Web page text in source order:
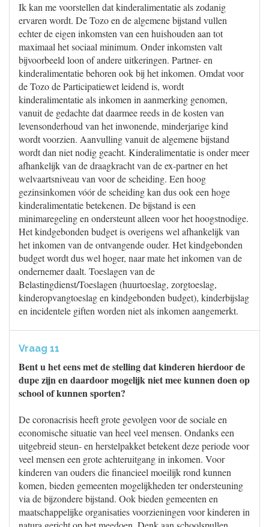
Ik kan me voorstellen dat kinderalimentatie als zodanig
ervaren wordt. De Tozo en de algemene bijstand vullen
echter de eigen inkomsten van een huishouden aan tot
maximaal het sociaal minimum. Onder inkomsten valt
bijvoorbeeld loon of andere uitkeringen. Partner- en
kinderalimentatie behoren ook bij het inkomen. Omdat voor
de Tozo de Participatiewet leidend is, wordt
kinderalimentatie als inkomen in aanmerking genomen,
vanuit de gedachte dat daarmee reeds in de kosten van
levensonderhoud van het inwonende, minderjarige kind
wordt voorzien. Aanvulling vanuit de algemene bijstand
wordt dan niet nodig geacht. Kinderalimentatie is onder meer
afhankelijk van de draagkracht van de ex-partner en het
welvaartsniveau van voor de scheiding. Een hoog
gezinsinkomen vóór de scheiding kan dus ook een hoge
kinderalimentatie betekenen. De bijstand is een
minimaregeling en ondersteunt alleen voor het hoogstnodige.
Het kindgebonden budget is overigens wel afhankelijk van
het inkomen van de ontvangende ouder. Het kindgebonden
budget wordt dus wel hoger, naar mate het inkomen van de
ondernemer daalt. Toeslagen van de
Belastingdienst/Toeslagen (huurtoeslag, zorgtoeslag,
kinderopvangtoeslag en kindgebonden budget), kinderbijslag
en incidentele giften worden niet als inkomen aangemerkt.
Vraag 11
Bent u het eens met de stelling dat kinderen hierdoor de
dupe zijn en daardoor mogelijk niet mee kunnen doen op
school of kunnen sporten?
De coronacrisis heeft grote gevolgen voor de sociale en
economische situatie van heel veel mensen. Ondanks een
uitgebreid steun- en herstelpakket betekent deze periode voor
veel mensen een grote achteruitgang in inkomen. Voor
kinderen van ouders die financieel moeilijk rond kunnen
komen, bieden gemeenten mogelijkheden ter ondersteuning
via de bijzondere bijstand. Ook bieden gemeenten en
maatschappelijke organisaties voorzieningen voor kinderen in